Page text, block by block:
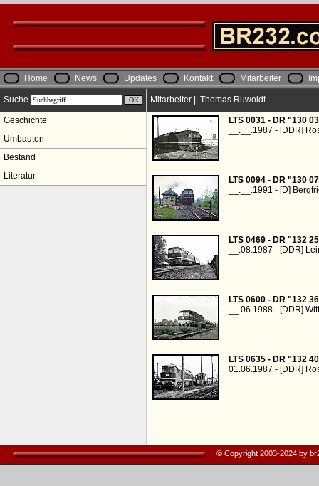
Home News Updates Kontakt Mitarbeiter
Suche
Geschichte
Umbauten
Bestand
Literatur
Mitarbeiter || Thomas Ruwoldt
LTS 0031 - DR "130
__.__.1987 - [DDR]
LTS 0094 - DR "130
__.__.1991 - [D]
LTS 0469 - DR "132
__.08.1987 - [DDR]
LTS 0600 - DR "132
__.06.1988 - [DDR]
LTS 0635 - DR "132
01.06.1987 - [DDR]
© Copyright 2003-2024 by